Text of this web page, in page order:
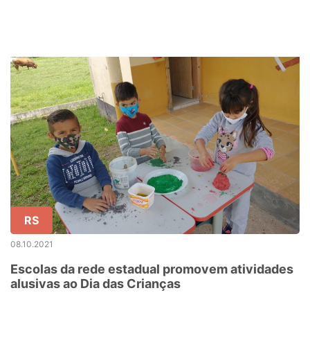
RS
08.10.2021
Escolas da rede estadual promovem atividades
alusivas ao Dia das Crianças